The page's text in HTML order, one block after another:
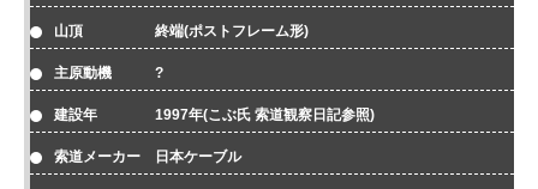
山頂 終端(ポストフレーム形)
主原動機 ?
建設年 1997年(こぶ氏 索道観察日記参照)
索道メーカー 日本ケーブル